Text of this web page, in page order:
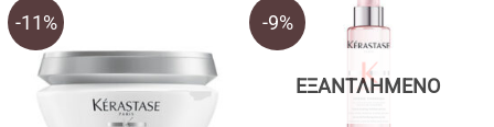
-11% -9%
ΕΞΑΝΤΛΗΜΈΝΟ